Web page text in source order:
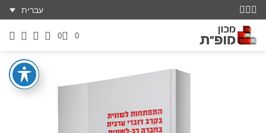
עברית
0
0